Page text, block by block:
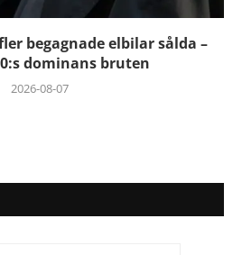
begagnade elbilar sålda –
dominans bruten
2026-08-07